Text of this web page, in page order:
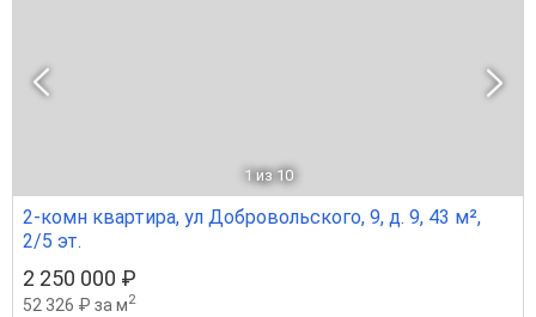
1 из 10
2-комн квартира, ул Добровольского, 9, д. 9, 43 м²,
2/5 эт.
2 250 000 ₽
52 326 ₽ за м2